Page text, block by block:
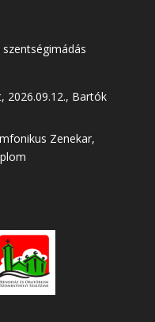
2026.09.12., Bartók
Zenekar,